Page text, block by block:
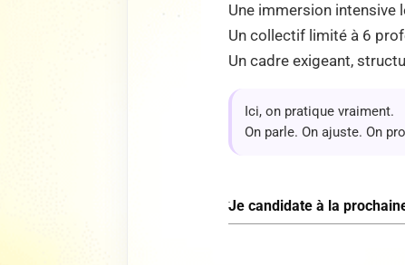
Une immersion intensive
Un collectif limité à 6
Un cadre exigeant,
Ici, on pratique vraiment.
On parle. On ajuste. On
Je candidate à la